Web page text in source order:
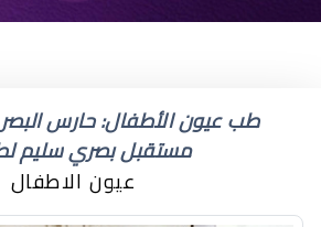
طب عيون الأطفال: حارس
مستقبل بصري سليم
عيون الاطفال